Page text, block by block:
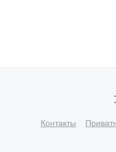
Контакты